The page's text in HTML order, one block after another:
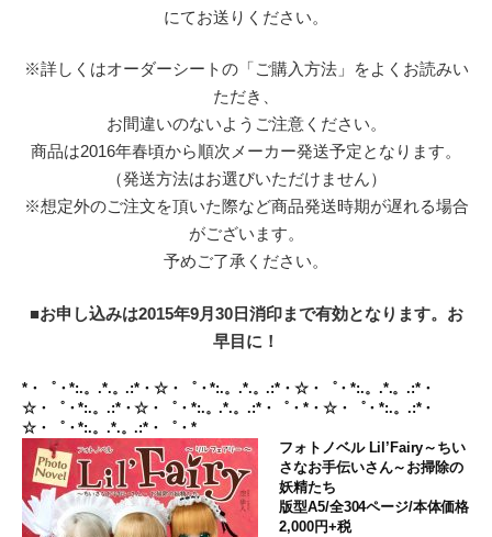
にてお送りください。
※詳しくはオーダーシートの「ご購入方法」をよくお読みい
ただき、
お間違いのないようご注意ください。
商品は2016年春頃から順次メーカー発送予定となります。
（発送方法はお選びいただけません）
※想定外のご注文を頂いた際など商品発送時期が遅れる場合
がございます。
予めご了承ください。
■お申し込みは2015年9月30日消印まで有効となります。お
早目に！
*・゜・*:.。.*.。.:*・☆・゜・*:.。.*.。.:*・☆・゜・*:.。.*.。.:*・
☆・゜・*:.。.:*・☆・゜・*:.。.*.。.:*・゜・*・☆・゜・*:.。.:*・
☆・゜・*:.。.*.。.:*・゜・*
フォトノベル Lil’Fairy～ちい
さなお手伝いさん～お掃除の
妖精たち
版型A5/全304ページ/本体価格
2,000円+税